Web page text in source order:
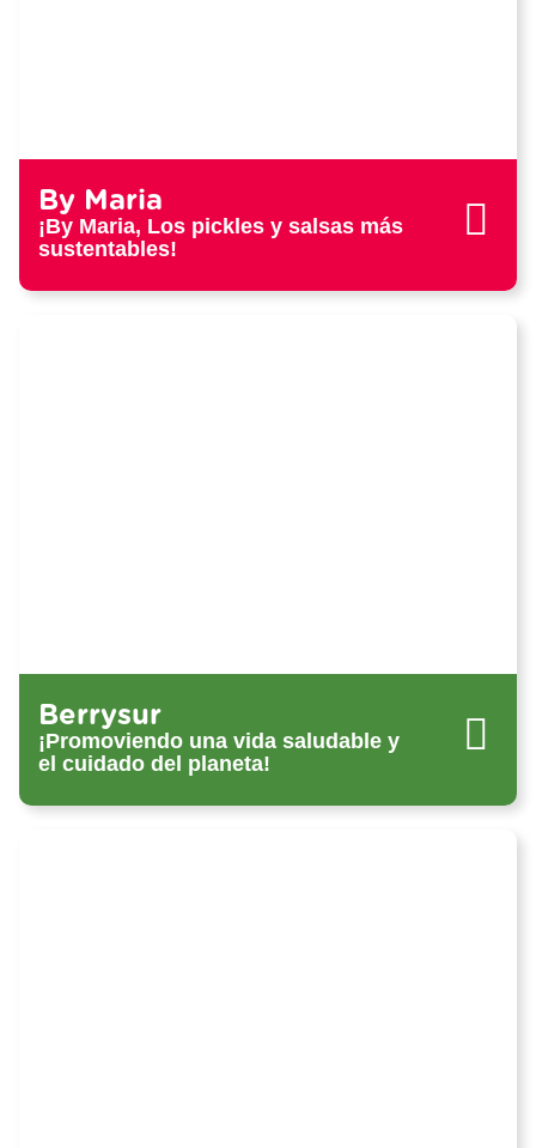
By Maria
¡By Maria, Los pickles y salsas más
sustentables!
Berrysur
¡Promoviendo una vida saludable y
el cuidado del planeta!